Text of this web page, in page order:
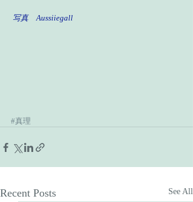
写真　Aussiiegall
#真理
Recent Posts See All